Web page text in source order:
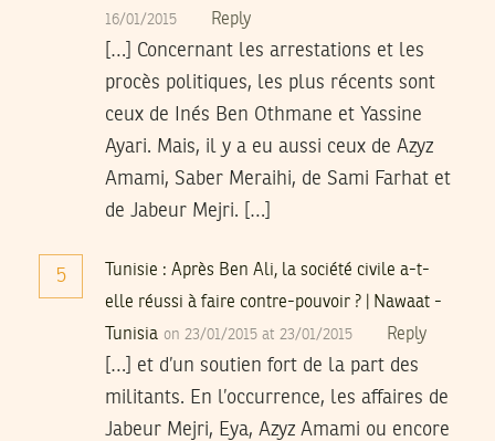
16/01/2015 Reply
[…] Concernant les arrestations et les
procès politiques, les plus récents sont
ceux de Inés Ben Othmane et Yassine
Ayari. Mais, il y a eu aussi ceux de Azyz
Amami, Saber Meraihi, de Sami Farhat et
de Jabeur Mejri. […]
5
Tunisie : Après Ben Ali, la société civile a-t-
elle réussi à faire contre-pouvoir ? | Nawaat -
Tunisia on 23/01/2015 at 23/01/2015 Reply
[…] et d’un soutien fort de la part des
militants. En l’occurrence, les affaires de
Jabeur Mejri, Eya, Azyz Amami ou encore